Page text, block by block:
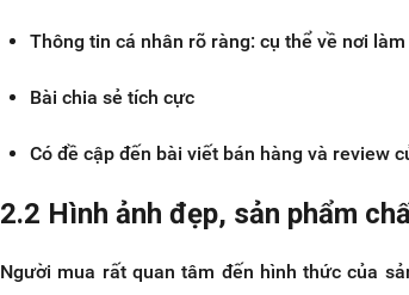
Thông tin cá nhân rõ ràng: cụ thể về nơi
Bài chia sẻ tích cực
Có đề cập đến bài viết bán hàng và review
2.2 Hình ảnh đẹp, sản phẩm
Người mua rất quan tâm đến hình thức của